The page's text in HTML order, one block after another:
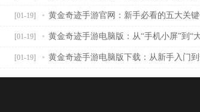
[01-19] 黄金奇迹手游官网：新手必看的五大关
[01-19] 黄金奇迹手游电脑版：从“手机小屏”到“
[01-19] 黄金奇迹手游电脑版下载：从新手入门